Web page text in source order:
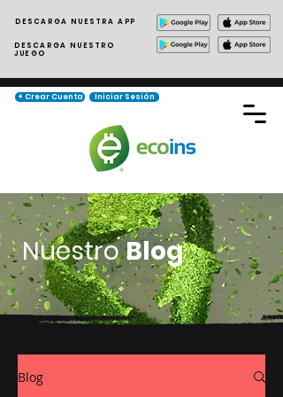
DESCARGA NUESTRA APP
DESCARGA NUESTRO
JUEGO
+ Crear Cuenta Iniciar Sesión
NuestroBlog
Blog